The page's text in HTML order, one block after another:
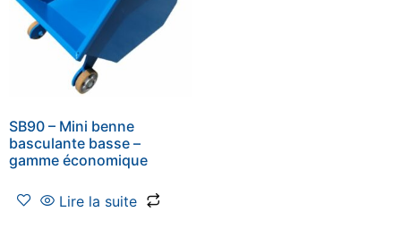
SB90 – Mini benne
basculante basse –
gamme économique
Lire la suite